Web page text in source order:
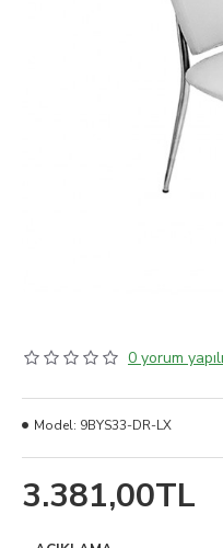
0 yorum
3.381,00TL
Model: 9BYS33-DR-LX